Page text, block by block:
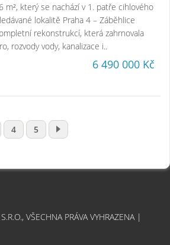
m², který se nachází v 1. patře cihlového
lokalitě Praha 4 – Záběhlice
rekonstrukcí, která zahrnovala
rozvody vody, kanalizace i..
6 490 000 Kč
4 5
VŠECHNA PRÁVA VYHRAZENA |